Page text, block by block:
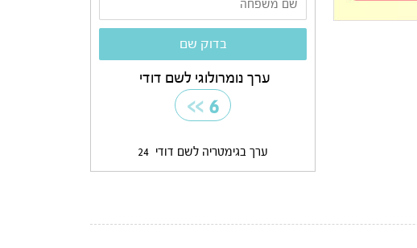
ערך נומרולוגי לשם דודי
6
>>
ערך בגימטריה לשם דודי 24